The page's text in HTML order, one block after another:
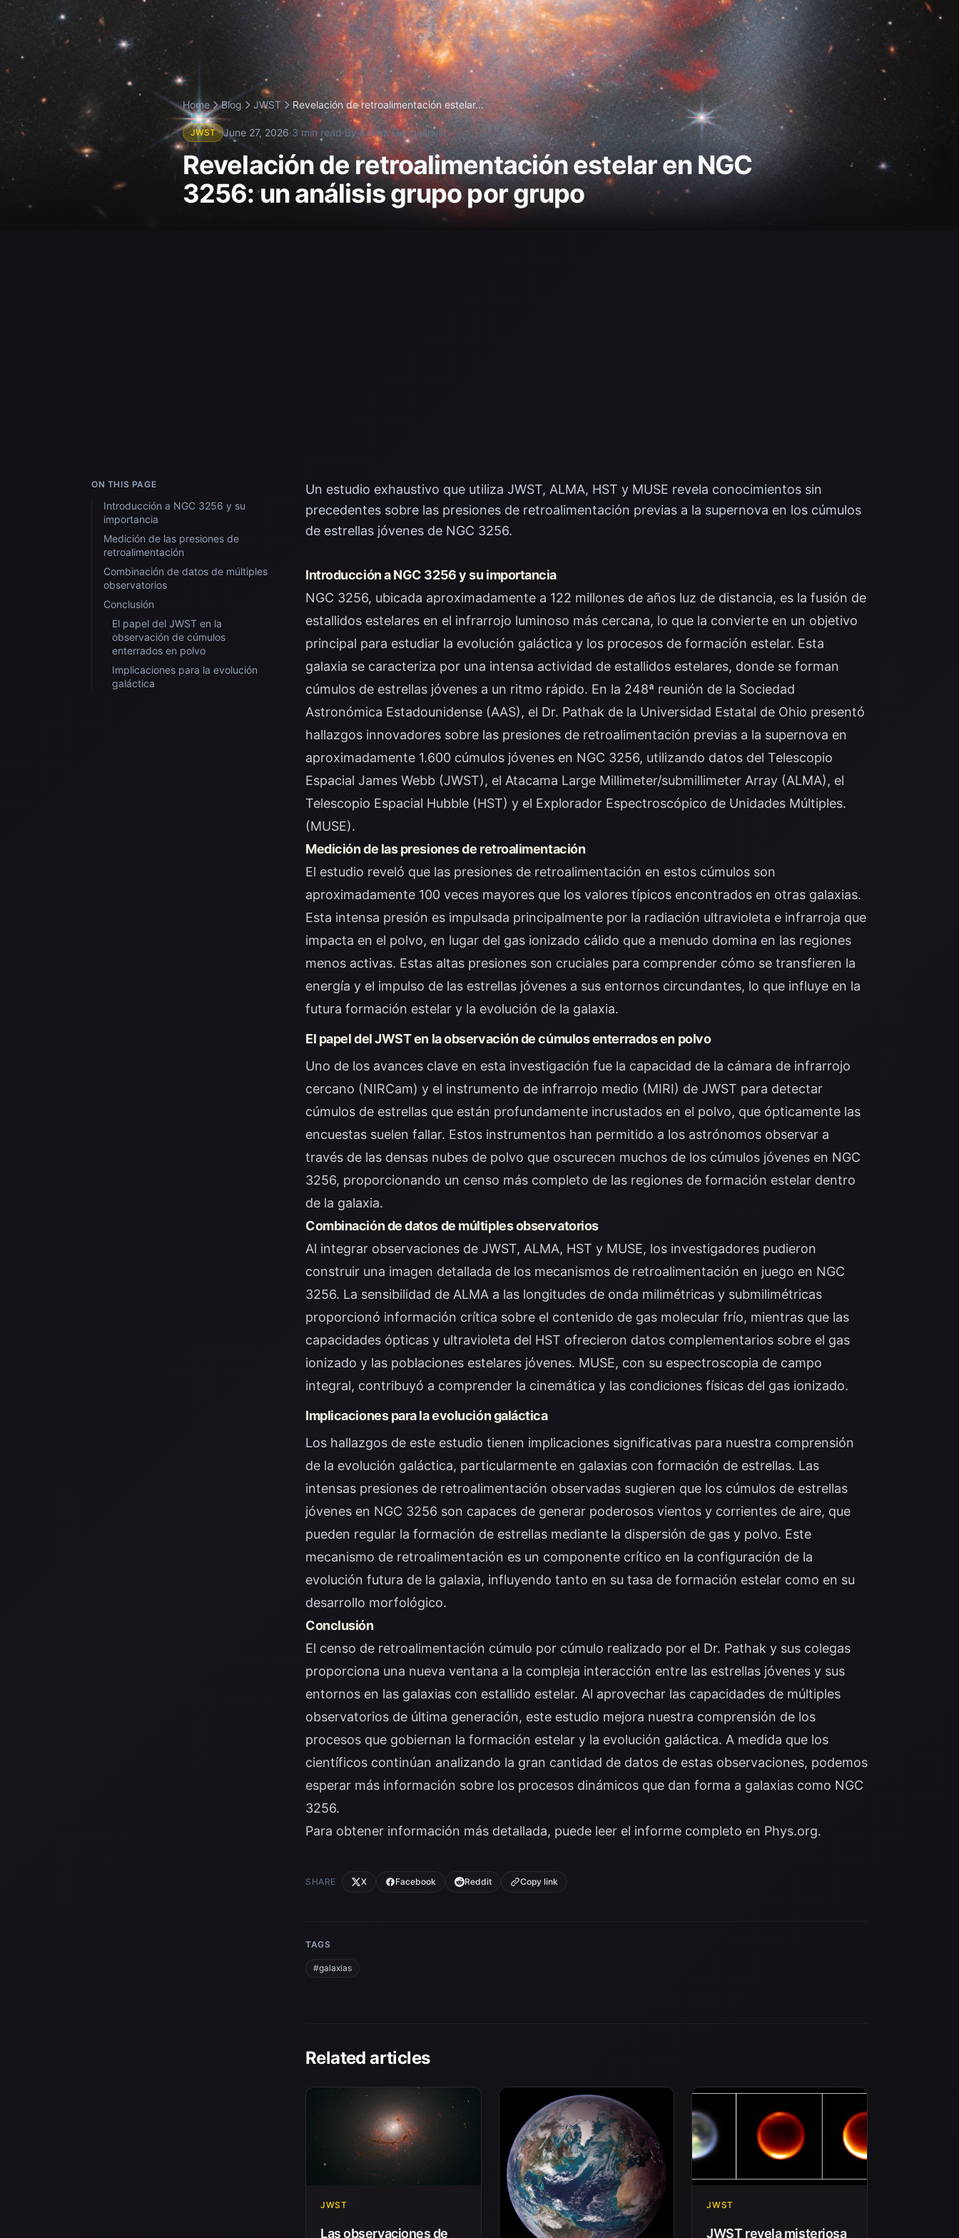
Home Blog JWST Revelación de retroalimentación estelar...
JWST June 27, 2026·3 min read·By Kakha Giorgashvili
Revelación de retroalimentación estelar en NGC
3256: un análisis grupo por grupo
ON THIS PAGE
Introducción a NGC 3256 y su
importancia
Medición de las presiones de
retroalimentación
Combinación de datos de múltiples
observatorios
Conclusión
El papel del JWST en la
observación de cúmulos
enterrados en polvo
Implicaciones para la evolución
galáctica
Un estudio exhaustivo que utiliza JWST, ALMA, HST y MUSE revela conocimientos sin
precedentes sobre las presiones de retroalimentación previas a la supernova en los cúmulos
de estrellas jóvenes de NGC 3256.
Introducción a NGC 3256 y su importancia
NGC 3256, ubicada aproximadamente a 122 millones de años luz de distancia, es la fusión de
estallidos estelares en el infrarrojo luminoso más cercana, lo que la convierte en un objetivo
principal para estudiar la evolución galáctica y los procesos de formación estelar. Esta
galaxia se caracteriza por una intensa actividad de estallidos estelares, donde se forman
cúmulos de estrellas jóvenes a un ritmo rápido. En la 248ª reunión de la Sociedad
Astronómica Estadounidense (AAS), el Dr. Pathak de la Universidad Estatal de Ohio presentó
hallazgos innovadores sobre las presiones de retroalimentación previas a la supernova en
aproximadamente 1.600 cúmulos jóvenes en NGC 3256, utilizando datos del Telescopio
Espacial James Webb (JWST), el Atacama Large Millimeter/submillimeter Array (ALMA), el
Telescopio Espacial Hubble (HST) y el Explorador Espectroscópico de Unidades Múltiples.
(MUSE).
Medición de las presiones de retroalimentación
El estudio reveló que las presiones de retroalimentación en estos cúmulos son
aproximadamente 100 veces mayores que los valores típicos encontrados en otras galaxias.
Esta intensa presión es impulsada principalmente por la radiación ultravioleta e infrarroja que
impacta en el polvo, en lugar del gas ionizado cálido que a menudo domina en las regiones
menos activas. Estas altas presiones son cruciales para comprender cómo se transfieren la
energía y el impulso de las estrellas jóvenes a sus entornos circundantes, lo que influye en la
futura formación estelar y la evolución de la galaxia.
El papel del JWST en la observación de cúmulos enterrados en polvo
Uno de los avances clave en esta investigación fue la capacidad de la cámara de infrarrojo
cercano (NIRCam) y el instrumento de infrarrojo medio (MIRI) de JWST para detectar
cúmulos de estrellas que están profundamente incrustados en el polvo, que ópticamente las
encuestas suelen fallar. Estos instrumentos han permitido a los astrónomos observar a
través de las densas nubes de polvo que oscurecen muchos de los cúmulos jóvenes en NGC
3256, proporcionando un censo más completo de las regiones de formación estelar dentro
de la galaxia.
Combinación de datos de múltiples observatorios
Al integrar observaciones de JWST, ALMA, HST y MUSE, los investigadores pudieron
construir una imagen detallada de los mecanismos de retroalimentación en juego en NGC
3256. La sensibilidad de ALMA a las longitudes de onda milimétricas y submilimétricas
proporcionó información crítica sobre el contenido de gas molecular frío, mientras que las
capacidades ópticas y ultravioleta del HST ofrecieron datos complementarios sobre el gas
ionizado y las poblaciones estelares jóvenes. MUSE, con su espectroscopia de campo
integral, contribuyó a comprender la cinemática y las condiciones físicas del gas ionizado.
Implicaciones para la evolución galáctica
Los hallazgos de este estudio tienen implicaciones significativas para nuestra comprensión
de la evolución galáctica, particularmente en galaxias con formación de estrellas. Las
intensas presiones de retroalimentación observadas sugieren que los cúmulos de estrellas
jóvenes en NGC 3256 son capaces de generar poderosos vientos y corrientes de aire, que
pueden regular la formación de estrellas mediante la dispersión de gas y polvo. Este
mecanismo de retroalimentación es un componente crítico en la configuración de la
evolución futura de la galaxia, influyendo tanto en su tasa de formación estelar como en su
desarrollo morfológico.
Conclusión
El censo de retroalimentación cúmulo por cúmulo realizado por el Dr. Pathak y sus colegas
proporciona una nueva ventana a la compleja interacción entre las estrellas jóvenes y sus
entornos en las galaxias con estallido estelar. Al aprovechar las capacidades de múltiples
observatorios de última generación, este estudio mejora nuestra comprensión de los
procesos que gobiernan la formación estelar y la evolución galáctica. A medida que los
científicos continúan analizando la gran cantidad de datos de estas observaciones, podemos
esperar más información sobre los procesos dinámicos que dan forma a galaxias como NGC
3256.
Para obtener información más detallada, puede leer el informe completo en Phys.org.
SHARE X Facebook Reddit Copy link
TAGS
#galaxias
Related articles
JWST
Las observaciones de
JWST
JWST revela misteriosa